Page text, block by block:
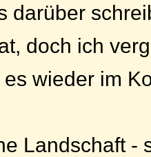
darüber
doch ich
wieder im
Landschaft -